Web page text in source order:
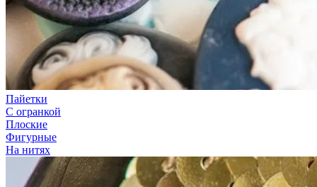
Пайетки
С огранкой
Плоские
Фигурные
На нитях